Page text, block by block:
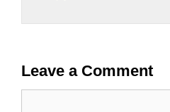
Leave a Comment